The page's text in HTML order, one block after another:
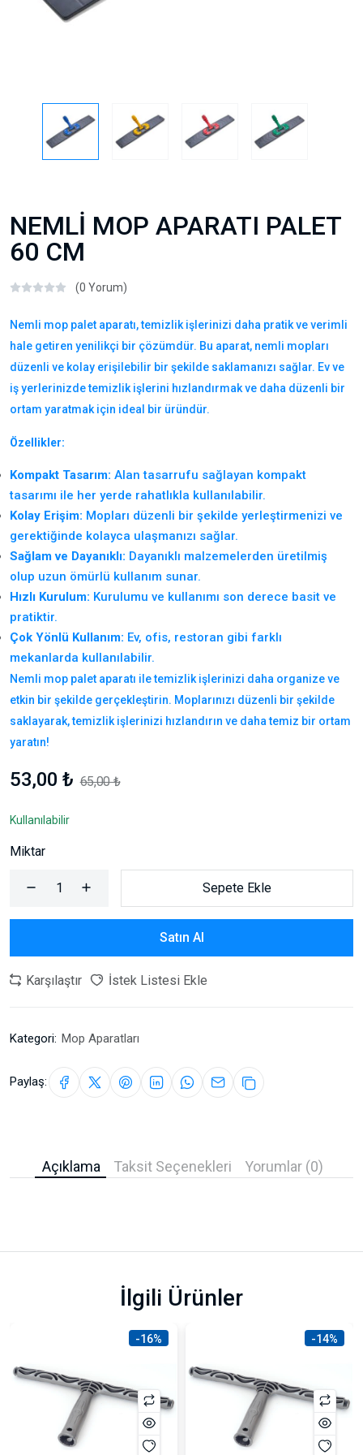
NEMLİ MOP APARATI PALET
60 CM
(0 Yorum)
Nemli mop palet aparatı, temizlik işlerinizi daha pratik ve verimli
hale getiren yenilikçi bir çözümdür. Bu aparat, nemli mopları
düzenli ve kolay erişilebilir bir şekilde saklamanızı sağlar. Ev ve
iş yerlerinizde temizlik işlerini hızlandırmak ve daha düzenli bir
ortam yaratmak için ideal bir üründür.
Özellikler:
Kompakt Tasarım: Alan tasarrufu sağlayan kompakt
tasarımı ile her yerde rahatlıkla kullanılabilir.
Kolay Erişim: Mopları düzenli bir şekilde yerleştirmenizi ve
gerektiğinde kolayca ulaşmanızı sağlar.
Sağlam ve Dayanıklı: Dayanıklı malzemelerden üretilmiş
olup uzun ömürlü kullanım sunar.
Hızlı Kurulum: Kurulumu ve kullanımı son derece basit ve
pratiktir.
Çok Yönlü Kullanım: Ev, ofis, restoran gibi farklı
mekanlarda kullanılabilir.
Nemli mop palet aparatı ile temizlik işlerinizi daha organize ve
etkin bir şekilde gerçekleştirin. Moplarınızı düzenli bir şekilde
saklayarak, temizlik işlerinizi hızlandırın ve daha temiz bir ortam
yaratın!
53,00 ₺ 65,00 ₺
Kullanılabilir
Miktar
Sepete Ekle
Satın Al
Karşılaştır İstek Listesi Ekle
Kategori: Mop Aparatları
Paylaş:
Açıklama Taksit Seçenekleri Yorumlar (0)
İlgili Ürünler
-16% -14%